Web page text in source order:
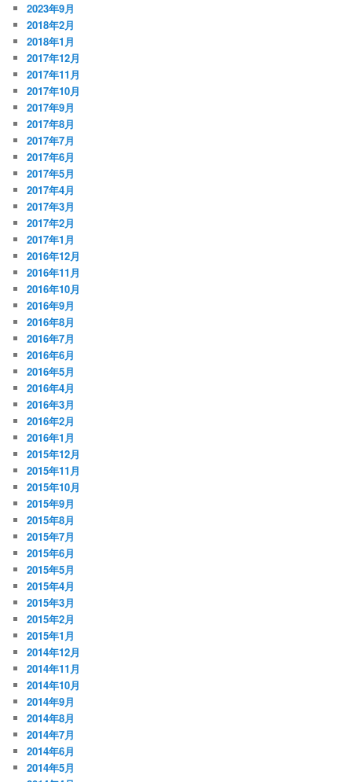
2023年9月
2018年2月
2018年1月
2017年12月
2017年11月
2017年10月
2017年9月
2017年8月
2017年7月
2017年6月
2017年5月
2017年4月
2017年3月
2017年2月
2017年1月
2016年12月
2016年11月
2016年10月
2016年9月
2016年8月
2016年7月
2016年6月
2016年5月
2016年4月
2016年3月
2016年2月
2016年1月
2015年12月
2015年11月
2015年10月
2015年9月
2015年8月
2015年7月
2015年6月
2015年5月
2015年4月
2015年3月
2015年2月
2015年1月
2014年12月
2014年11月
2014年10月
2014年9月
2014年8月
2014年7月
2014年6月
2014年5月